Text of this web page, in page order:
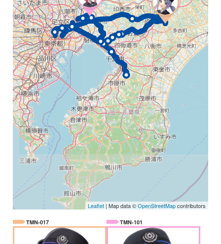
Leaflet | Map data ©OpenStreetMapcontributors
TMN-017 TMN-101